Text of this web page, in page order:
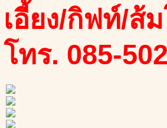
เอี้ยง/กิฟท์/ส้
โทร. 085-